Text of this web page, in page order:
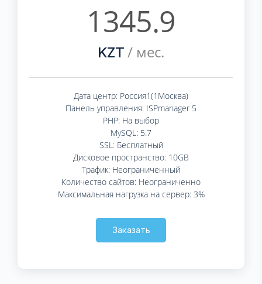
1345.9
KZT / мес.
Дата центр: Россия1(1Москва)
Панель управления: ISPmanager 5
PHP: На выбор
MySQL: 5.7
SSL: Бесплатный
Дисковое пространство: 10GB
Трафик: Неограниченный
Количество сайтов: Неограниченно
Максимальная нагрузка на сервер: 3%
Заказать